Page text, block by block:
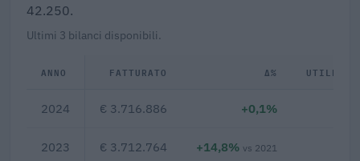
42.250.
Ultimi 3 bilanci disponibili.
ANNO FATTURATO Δ% UTILE/
2024 € 3.716.886 +0,1%
2023 € 3.712.764 +14,8% vs 2021